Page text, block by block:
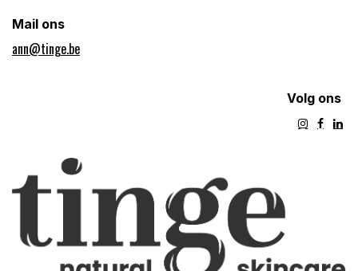
Mail ons
ann@tinge.be
Volg ons